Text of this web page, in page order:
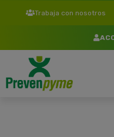
Trabaja con nosotros